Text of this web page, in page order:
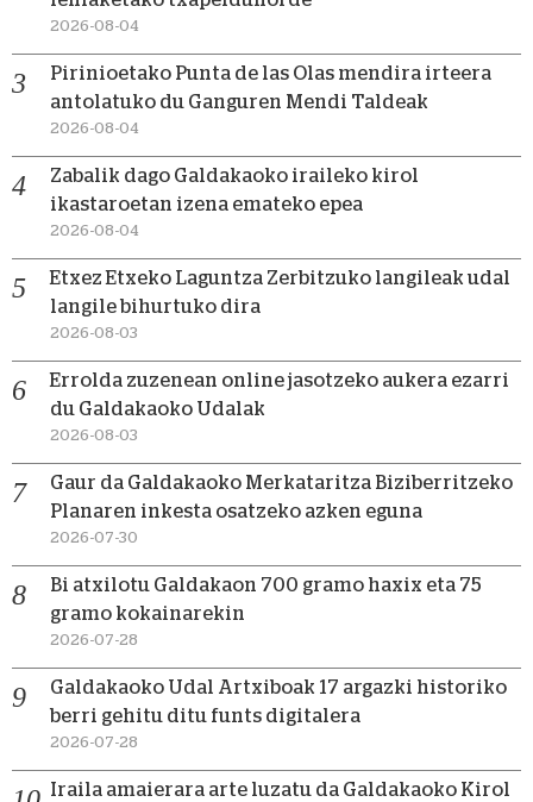
2026-08-04
Pirinioetako Punta de las Olas mendira irteera
antolatuko du Ganguren Mendi Taldeak
2026-08-04
Zabalik dago Galdakaoko iraileko kirol
ikastaroetan izena emateko epea
2026-08-04
Etxez Etxeko Laguntza Zerbitzuko langileak udal
langile bihurtuko dira
2026-08-03
Errolda zuzenean online jasotzeko aukera ezarri
du Galdakaoko Udalak
2026-08-03
Gaur da Galdakaoko Merkataritza Biziberritzeko
Planaren inkesta osatzeko azken eguna
2026-07-30
Bi atxilotu Galdakaon 700 gramo haxix eta 75
gramo kokainarekin
2026-07-28
Galdakaoko Udal Artxiboak 17 argazki historiko
berri gehitu ditu funts digitalera
2026-07-28
Iraila amaierara arte luzatu da Galdakaoko Kirol